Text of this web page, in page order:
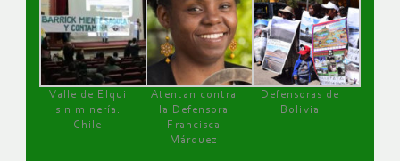
Valle de Elqui
sin minería.
Chile
Atentan contra
la Defensora
Francisca
Márquez
Defensoras de
Bolivia